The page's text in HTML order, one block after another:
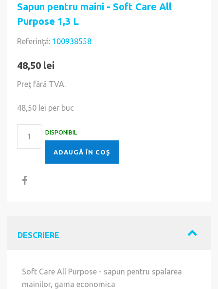
Sapun pentru maini - Soft Care All
Purpose 1,3 L
Referinţă: 100938558
48,50 lei
Preţ fără TVA.
48,50 lei per buc
DISPONIBIL
ADAUGĂ ÎN COŞ
DESCRIERE
Soft Care All Purpose - sapun pentru spalarea
mainilor, gama economica